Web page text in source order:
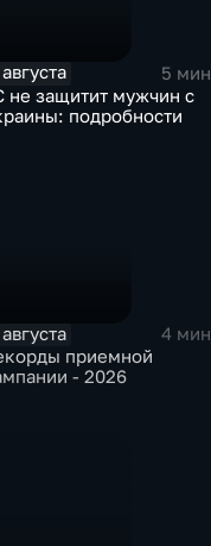
5 мин
не защитит мужчин с
подробности
4 мин
приемной
- 2026